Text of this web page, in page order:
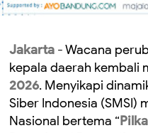
Jakarta - Wacana
kepala daerah kembali
2026. Menyikapi
Siber Indonesia (SMSI)
Nasional bertema “